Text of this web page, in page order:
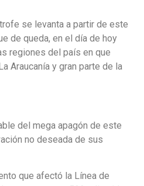
se levanta a partir de este
de queda, en el día de hoy
regiones del país en que
Araucanía y gran parte de la
del mega apagón de este
no deseada de sus
que afectó la Línea de